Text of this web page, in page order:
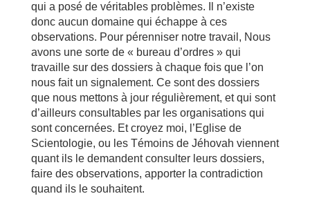
qui a posé de véritables problèmes. Il n’existe
donc aucun domaine qui échappe à ces
observations. Pour pérenniser notre travail, Nous
avons une sorte de « bureau d’ordres » qui
travaille sur des dossiers à chaque fois que l’on
nous fait un signalement. Ce sont des dossiers
que nous mettons à jour régulièrement, et qui sont
d’ailleurs consultables par les organisations qui
sont concernées. Et croyez moi, l’Eglise de
Scientologie, ou les Témoins de Jéhovah viennent
quant ils le demandent consulter leurs dossiers,
faire des observations, apporter la contradiction
quand ils le souhaitent.